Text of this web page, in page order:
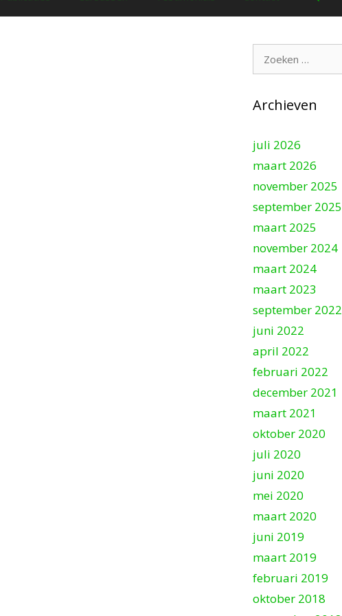
Archieven
juli 2026
maart 2026
november 2025
september 2025
maart 2025
november 2024
maart 2024
maart 2023
september 2022
juni 2022
april 2022
februari 2022
december 2021
maart 2021
oktober 2020
juli 2020
juni 2020
mei 2020
maart 2020
juni 2019
maart 2019
februari 2019
oktober 2018